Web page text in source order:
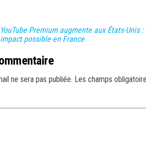
YouTube Premium augmente aux États-Unis :
impact possible en France
ne sera pas publiée. Les champs